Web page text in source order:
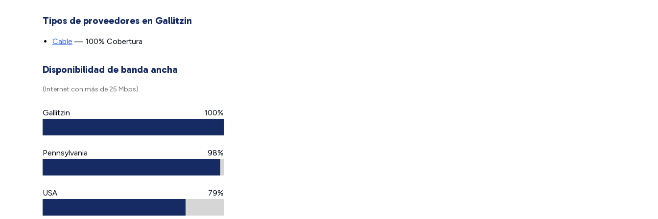
Tipos de proveedores en Gallitzin
Cable — 100% Cobertura
Disponibilidad de banda ancha
(Internet con más de 25 Mbps)
Gallitzin 100%
Pennsylvania 98%
USA 79%